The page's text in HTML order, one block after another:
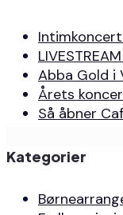
Abba Gold i
Årets
Så åbner
Kategorier